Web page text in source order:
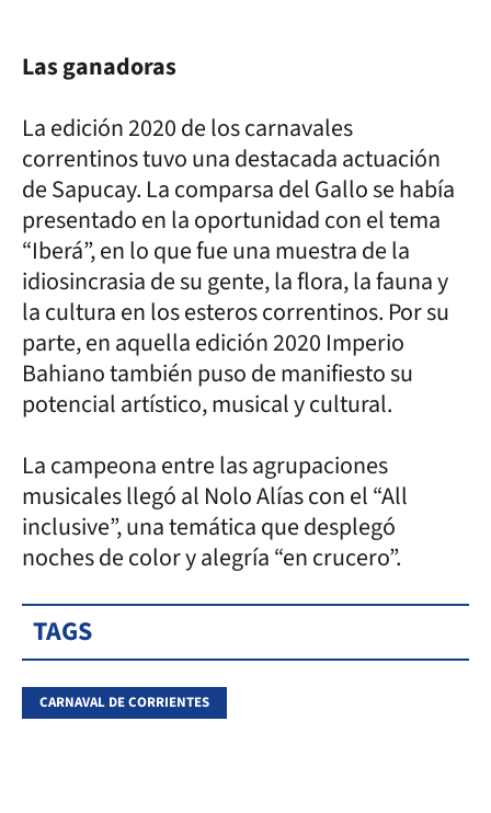
Las ganadoras
La edición 2020 de los carnavales
correntinos tuvo una destacada actuación
de Sapucay. La comparsa del Gallo se había
presentado en la oportunidad con el tema
“Iberá”, en lo que fue una muestra de la
idiosincrasia de su gente, la flora, la fauna y
la cultura en los esteros correntinos. Por su
parte, en aquella edición 2020 Imperio
Bahiano también puso de manifiesto su
potencial artístico, musical y cultural.
La campeona entre las agrupaciones
musicales llegó al Nolo Alías con el “All
inclusive”, una temática que desplegó
noches de color y alegría “en crucero”.
TAGS
CARNAVAL DE CORRIENTES